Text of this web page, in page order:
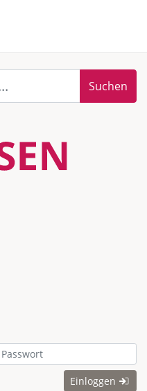
Suchen
Einloggen